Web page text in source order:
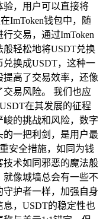
验，用户可以直接将
ImToken钱包中，随
交易，通过ImToken
轻松地将USDT兑换
换成USDT，这种一
高了交易效率，还像
易风险。 我们也应
在其发展的征程
的挑战和风险，数字
一把利剑，是用户最
安全措施，如同为钱
术如同邪恶的魔法般
就像城墙总会有一些不
护者一样，加强自身
，USDT的稳定性也